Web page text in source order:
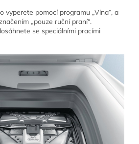
vyperete pomocí programu „Vlna“, a
„pouze ruční praní“.
se speciálními pracími